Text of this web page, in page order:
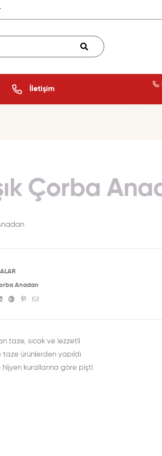
İletişim
Çorba
Anadan
LinkedinGoogle+Pinterest
Email
taze, sıcak ve lezzetli
taze ürünlerden yapıldı
hijyen kurallarına göre pişti